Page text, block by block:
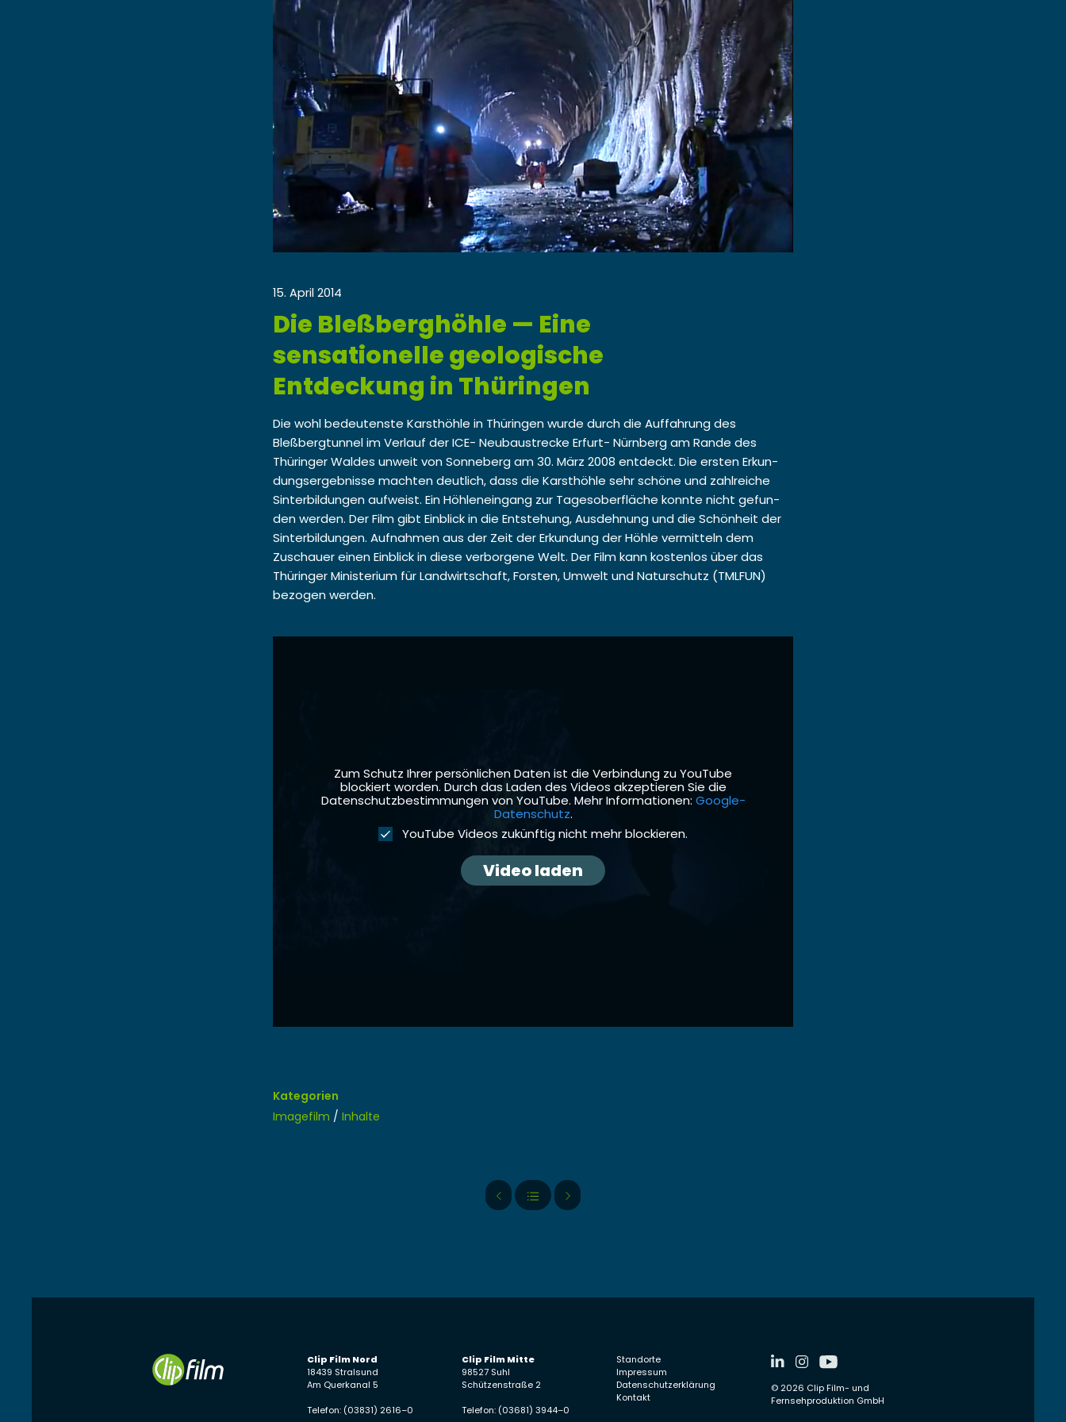
15. April 2014
Die Bleßberghöhle — Eine
sensationelle geologische
Entdeckung in Thüringen
Die wohl bedeuten­ste Karsthöh­le in Thürin­gen wurde durch die Auf­fahrung des
Bleßbergtun­nel im Ver­lauf der ICE- Neubaus­trecke Erfurt- Nürn­berg am Rande des
Thüringer Waldes unweit von Son­neberg am 30. März 2008 ent­deckt. Die ersten Erkun­
dungsergeb­nisse macht­en deut­lich, dass die Karsthöh­le sehr schöne und zahlre­iche
Sin­ter­bil­dun­gen aufweist. Ein Höh­lenein­gang zur Tage­sober­fläche kon­nte nicht gefun­
den wer­den. Der Film gibt Ein­blick in die Entste­hung, Aus­dehnung und die Schön­heit der
Sin­ter­bil­dun­gen. Auf­nah­men aus der Zeit der Erkun­dung der Höh­le ver­mit­teln dem
Zuschauer einen Ein­blick in diese ver­bor­gene Welt. Der Film kann kosten­los über das
Thüringer Min­is­teri­um für Land­wirtschaft, Forsten, Umwelt und Naturschutz (TMLFUN)
bezo­gen werden.
Zum Schutz Ihrer per­sön­lichen Dat­en ist die Verbindung zu YouTube
block­iert wor­den. Durch das Laden des Videos akzep­tieren Sie die
Daten­schutzbes­tim­mungen von YouTube. Mehr Infor­ma­tio­nen: Google-
Daten­schutz.
YouTube Videos zukün­ftig nicht mehr block­ieren.
Video laden
Kategorien
Imagefilm / Inhalte
Clip Film Nord
18439 Stralsund
Am Querkanal 5
Telefon: (03831) 2616–0
Clip Film Mitte
98527 Suhl
Schützenstraße 2
Telefon: (03681) 3944–0
Standorte
Impressum
Datenschutzerklärung
Kontakt
© 2026 Clip Film- und
Fernsehproduktion GmbH